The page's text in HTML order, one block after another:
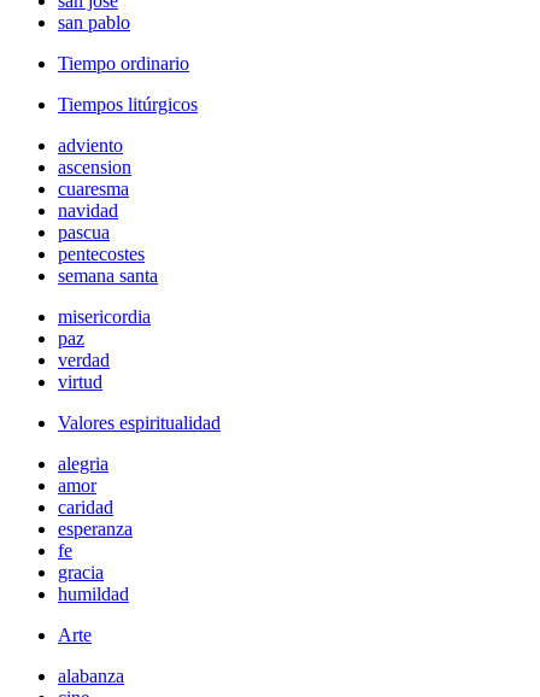
san pablo
Tiempo ordinario
Tiempos litúrgicos
adviento
ascension
cuaresma
navidad
pascua
pentecostes
semana santa
misericordia
paz
verdad
virtud
Valores espiritualidad
alegria
amor
caridad
esperanza
fe
gracia
humildad
Arte
alabanza